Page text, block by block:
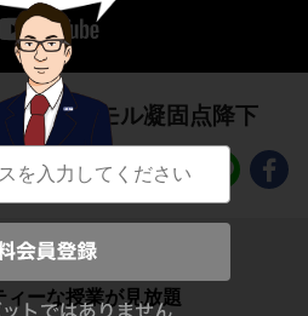
上昇・モル凝固点降下
ら大人の学び直しまで
ィーな授業が見放題